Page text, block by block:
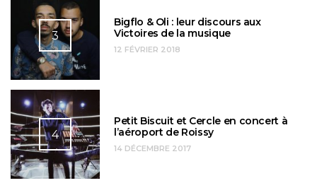
3
Bigflo & Oli : leur discours aux
Victoires de la musique
12 FÉVRIER 2018
4
Petit Biscuit et Cercle en concert à
l’aéroport de Roissy
14 DÉCEMBRE 2017